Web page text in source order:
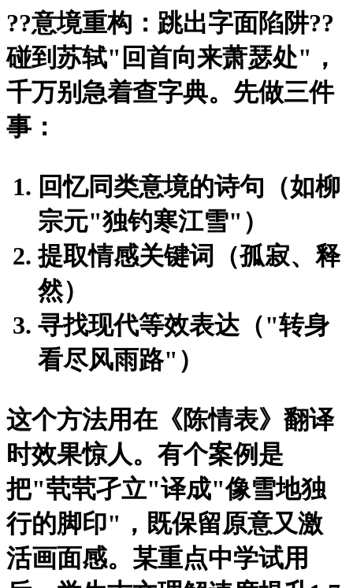
??意境重构：跳出字面陷阱??
碰到苏轼"回首向来萧瑟处"，
千万别急着查字典。先做三件
事：
回忆同类意境的诗句（如柳
宗元"独钓寒江雪"）
提取情感关键词（孤寂、释
然）
寻找现代等效表达（"转身
看尽风雨路"）
这个方法用在《陈情表》翻译
时效果惊人。有个案例是
把"茕茕孑立"译成"像雪地独
行的脚印"，既保留原意又激
活画面感。某重点中学试用